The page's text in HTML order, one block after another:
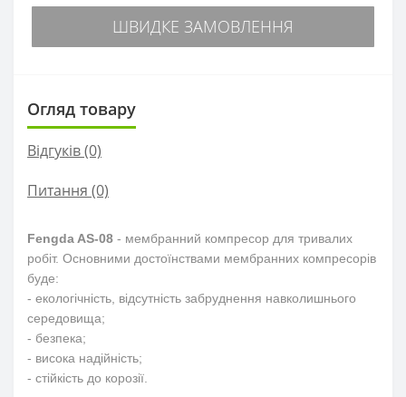
ШВИДКЕ ЗАМОВЛЕННЯ
Огляд товару
Відгуків (0)
Питання (0)
Fengda AS-08 - мембранний компресор для тривалих
робіт. Основними достоїнствами мембранних компресорів
буде:
- екологічність, відсутність забруднення навколишнього
середовища;
- безпека;
- висока надійність;
- стійкість до корозії.